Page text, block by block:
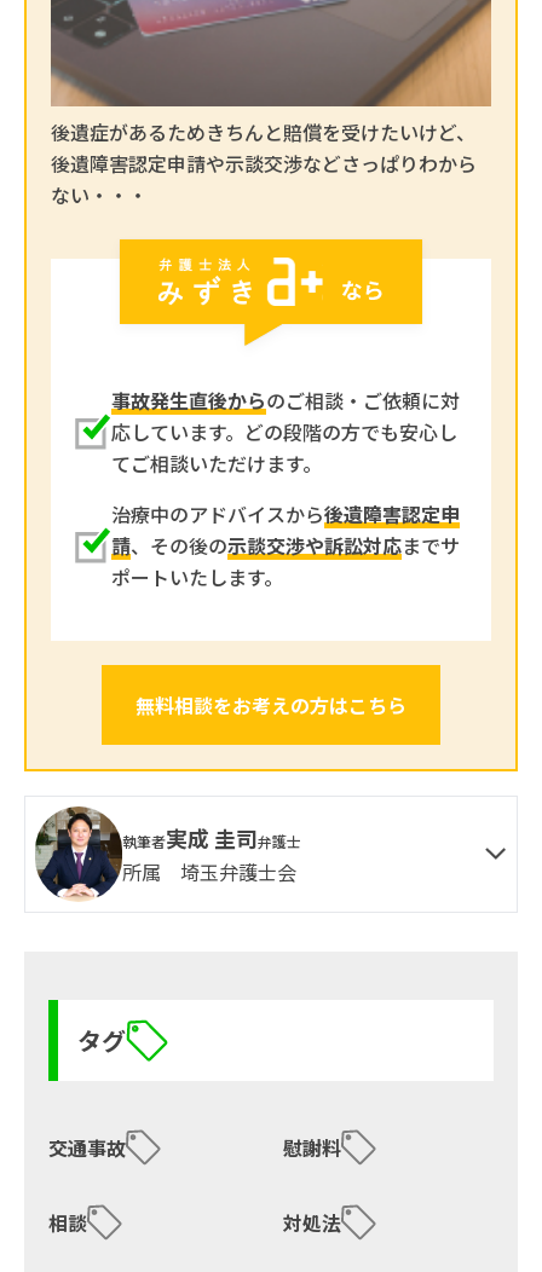
後遺症があるためきちんと賠償を受けたいけど、
後遺障害認定申請や示談交渉などさっぱりわから
ない・・・
事故発生直後からのご相談・ご依頼に対
応しています。どの段階の方でも安心し
てご相談いただけます。
治療中のアドバイスから後遺障害認定申
請、その後の示談交渉や訴訟対応までサ
ポートいたします。
無料相談をお考えの方はこちら
執筆者実成 圭司弁護士
所属 埼玉弁護士会
タグ
交通事故 慰謝料
相談 対処法